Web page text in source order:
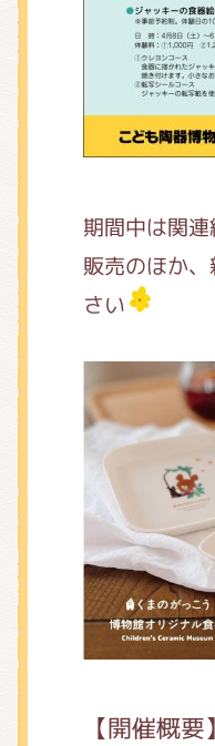
期間中は関
販売のほか
さい
【開催概要】